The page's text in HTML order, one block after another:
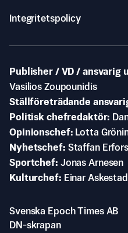
Integritetspolicy
Publisher / VD / ansvarig
Vasilios Zoupounidis
Ställföreträdande
Politisk chefredaktör
Opinionschef
Lotta
Nyhetschef Staffan Erfors
Sportchef Jonas Arnesen
Kulturchef
Einar Askestad
Svenska Epoch Times AB
DN-skrapan